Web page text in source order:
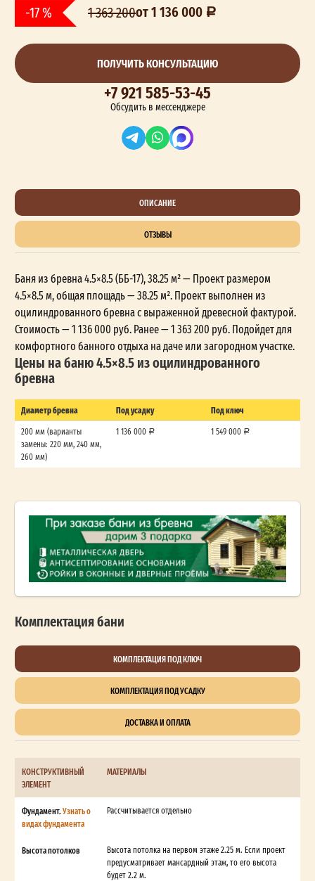
-17 % 1 363 200от 1 136 000
ПОЛУЧИТЬ КОНСУЛЬТАЦИЮ
+7 921 585-53-45
Обсудить в мессенджере
ОПИСАНИЕ
ОТЗЫВЫ
Баня из бревна 4.5×8.5 (ББ-17), 38.25 м² — Проект размером
4.5×8.5 м, общая площадь — 38.25 м². Проект выполнен из
оцилиндрованного бревна с выраженной древесной фактурой.
Стоимость — 1 136 000 руб. Ранее — 1 363 200 руб. Подойдет для
комфортного банного отдыха на даче или загородном участке.
Цены на баню 4.5×8.5 из оцилиндрованного
бревна
Диаметр бревна Под усадку Под ключ
200 мм (варианты
замены: 220 мм, 240 мм,
260 мм)
1 136 000 1 549 000
Комплектация бани
КОМПЛЕКТАЦИЯ ПОД КЛЮЧ
КОМПЛЕКТАЦИЯ ПОД УСАДКУ
ДОСТАВКА И ОПЛАТА
КОНСТРУКТИВНЫЙ
ЭЛЕМЕНТ
МАТЕРИАЛЫ
Фундамент.Узнать о
видах фундамента
Рассчитывается отдельно
Высота потолков
Высота потолка на первом этаже 2.25 м. Если проект
предусматривает мансардный этаж, то его высота
будет 2.2 м.